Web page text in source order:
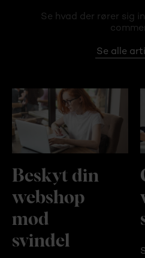
Se hvad der rører sig
Se alle
Beskyt din
webshop
mod
svindel